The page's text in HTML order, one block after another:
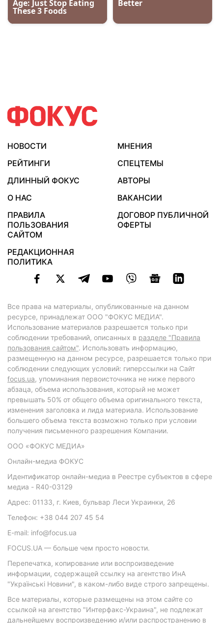
НОВОСТИ
МНЕНИЯ
РЕЙТИНГИ
СПЕЦТЕМЫ
ДЛИННЫЙ ФОКУС
АВТОРЫ
О НАС
ВАКАНСИИ
ПРАВИЛА
ПОЛЬЗОВАНИЯ
САЙТОМ
ДОГОВОР ПУБЛИЧНОЙ
ОФЕРТЫ
РЕДАКЦИОННАЯ
ПОЛИТИКА
Все права на материалы, опубликованные на данном
ресурсе, принадлежат ООО "ФОКУС МЕДИА".
Использование материалов разрешается только при
соблюдении требований, описанных в разделе "Правила
пользования сайтом". Использовать информацию,
размещенную на данном ресурсе, разрешается только при
соблюдении следующих условий: гиперссылки на Сайт
focus.ua, упоминания первоисточника не ниже первого
абзаца, объема использования, который не может
превышать 50% от общего объема оригинального текста,
изменения заголовка и лида материала. Использование
большего объема текста возможно только при условии
получения письменного разрешения Компании.
ООО «ФОКУС МЕДИА»
Онлайн-медиа ФОКУС
Идентификатор онлайн-медиа в Реестре субъектов в сфере
медиа - R40-03129
Адрес: 01133, г. Киев, бульвар Леси Украинки, 26
Телефон: +38 044 207 45 54
E-mail: info@focus.ua
FOCUS.UA — больше чем просто новости.
Перепечатка, копирование или воспроизведение
информации, содержащей ссылку на агентство ИнА
"Українські Новини", в каком-либо виде строго запрещены.
Все материалы, которые размещены на этом сайте со
ссылкой на агентство "Интерфакс-Украина", не подлежат
дальнейшему воспроизведению и/или распространению в